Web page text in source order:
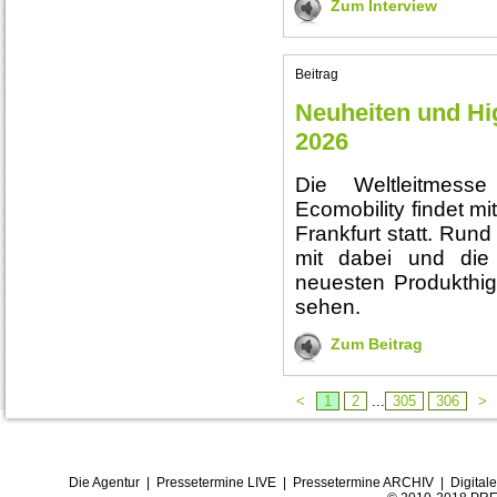
Zum Interview
Beitrag
Neuheiten und
2026
Die
Ecomobility findet
Frankfurt statt.
mit dabei und die
neuesten
sehen.
Zum Beitrag
< 1 2 ... 305 306 >
Die Agentur| Pressetermine LIVE| Pressetermine ARCHIV|